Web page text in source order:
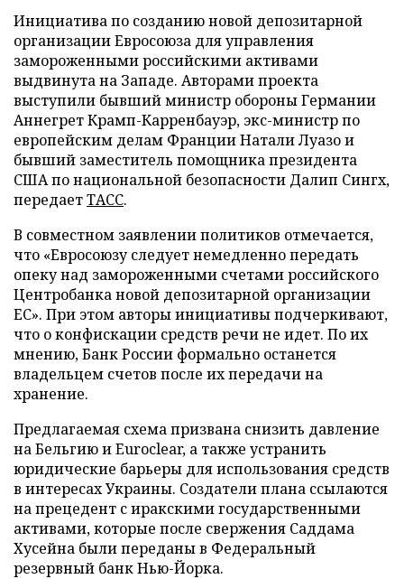
Инициатива по созданию новой депозитарной
организации Евросоюза для управления
замороженными российскими активами
выдвинута на Западе. Авторами проекта
выступили бывший министр обороны Германии
Аннегрет Крамп-Карренбауэр, экс-министр по
европейским делам Франции Натали Луазо и
бывший заместитель помощника президента
США по национальной безопасности Далип Сингх,
передаетТАСС.
В совместном заявлении политиков отмечается,
что «Евросоюзу следует немедленно передать
опеку над замороженными счетами российского
Центробанка новой депозитарной организации
ЕС». При этом авторы инициативы подчеркивают,
что о конфискации средств речи не идет. По их
мнению, Банк России формально останется
владельцем счетов после их передачи на
хранение.
Предлагаемая схема призвана снизить давление
на Бельгию и Euroclear, а также устранить
юридические барьеры для использования средств
в интересах Украины. Создатели плана ссылаются
на прецедент с иракскими государственными
активами, которые после свержения Саддама
Хусейна были переданы в Федеральный
резервный банк Нью-Йорка.